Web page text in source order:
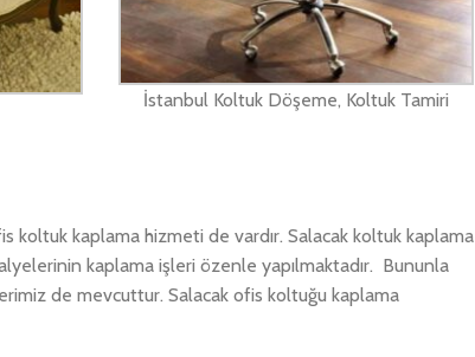
İstanbul Koltuk Döşeme, Koltuk Tamiri
koltuk kaplama hizmeti de vardır. Salacak koltuk kaplama
kaplama işleri özenle yapılmaktadır. Bununla
de mevcuttur. Salacak ofis koltuğu kaplama